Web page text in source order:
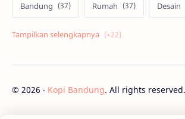
Bandung Rumah Desain
Psikologi Film
Tekno Skill Cosplay
Kuliner Bisnis Android
© 2026 ‧ Kopi Bandung. All rights reserved.